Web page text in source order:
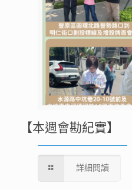
【本週會勘紀實】
詳細閱讀